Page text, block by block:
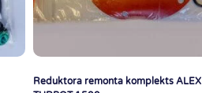
Reduktora remonta komplekts ALEX